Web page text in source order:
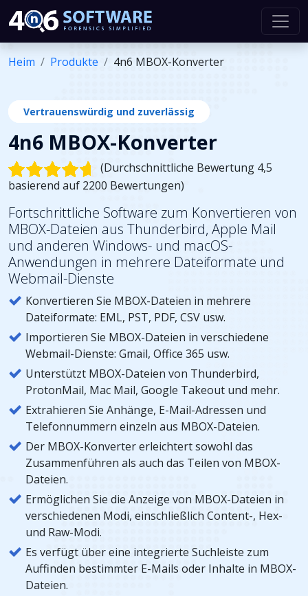
Heim Produkte 4n6 MBOX-Konverter
Vertrauenswürdig und zuverlässig
4n6 MBOX-Konverter
(Durchschnittliche Bewertung 4,5
basierend auf 2200 Bewertungen)
Fortschrittliche Software zum Konvertieren von
MBOX-Dateien aus Thunderbird, Apple Mail
und anderen Windows- und macOS-
Anwendungen in mehrere Dateiformate und
Webmail-Dienste
Konvertieren Sie MBOX-Dateien in mehrere
Dateiformate: EML, PST, PDF, CSV usw.
Importieren Sie MBOX-Dateien in verschiedene
Webmail-Dienste: Gmail, Office 365 usw.
Unterstützt MBOX-Dateien von Thunderbird,
ProtonMail, Mac Mail, Google Takeout und mehr.
Extrahieren Sie Anhänge, E-Mail-Adressen und
Telefonnummern einzeln aus MBOX-Dateien.
Der MBOX-Konverter erleichtert sowohl das
Zusammenführen als auch das Teilen von MBOX-
Dateien.
Ermöglichen Sie die Anzeige von MBOX-Dateien in
verschiedenen Modi, einschließlich Content-, Hex-
und Raw-Modi.
Es verfügt über eine integrierte Suchleiste zum
Auffinden bestimmter E-Mails oder Inhalte in MBOX-
Dateien.